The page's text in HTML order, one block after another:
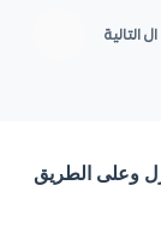
ال التالية
وعلى الطريق